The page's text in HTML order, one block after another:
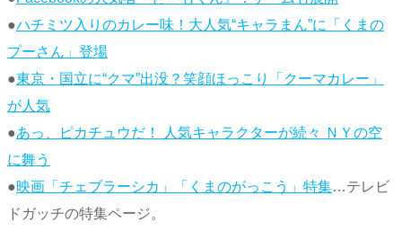
●ハチミツ入りのカレー味！大人気“キャラまん”に「くまの
プーさん」登場
●東京・国立に“クマ”出没？笑顔ほっこり「クーマカレー」
が人気
●あっ、ピカチュウだ！ 人気キャラクターが続々 ＮＹの空
に舞う
●映画「チェブラーシカ」「くまのがっこう」特集…テレビ
ドガッチの特集ページ。